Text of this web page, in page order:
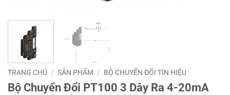
TRANG CHỦ / SẢN PHẨM / BỘ CHUYỂN ĐỔI TÍN HIỆU
Bộ Chuyển Đổi PT100 3 Dây Ra 4-20mA